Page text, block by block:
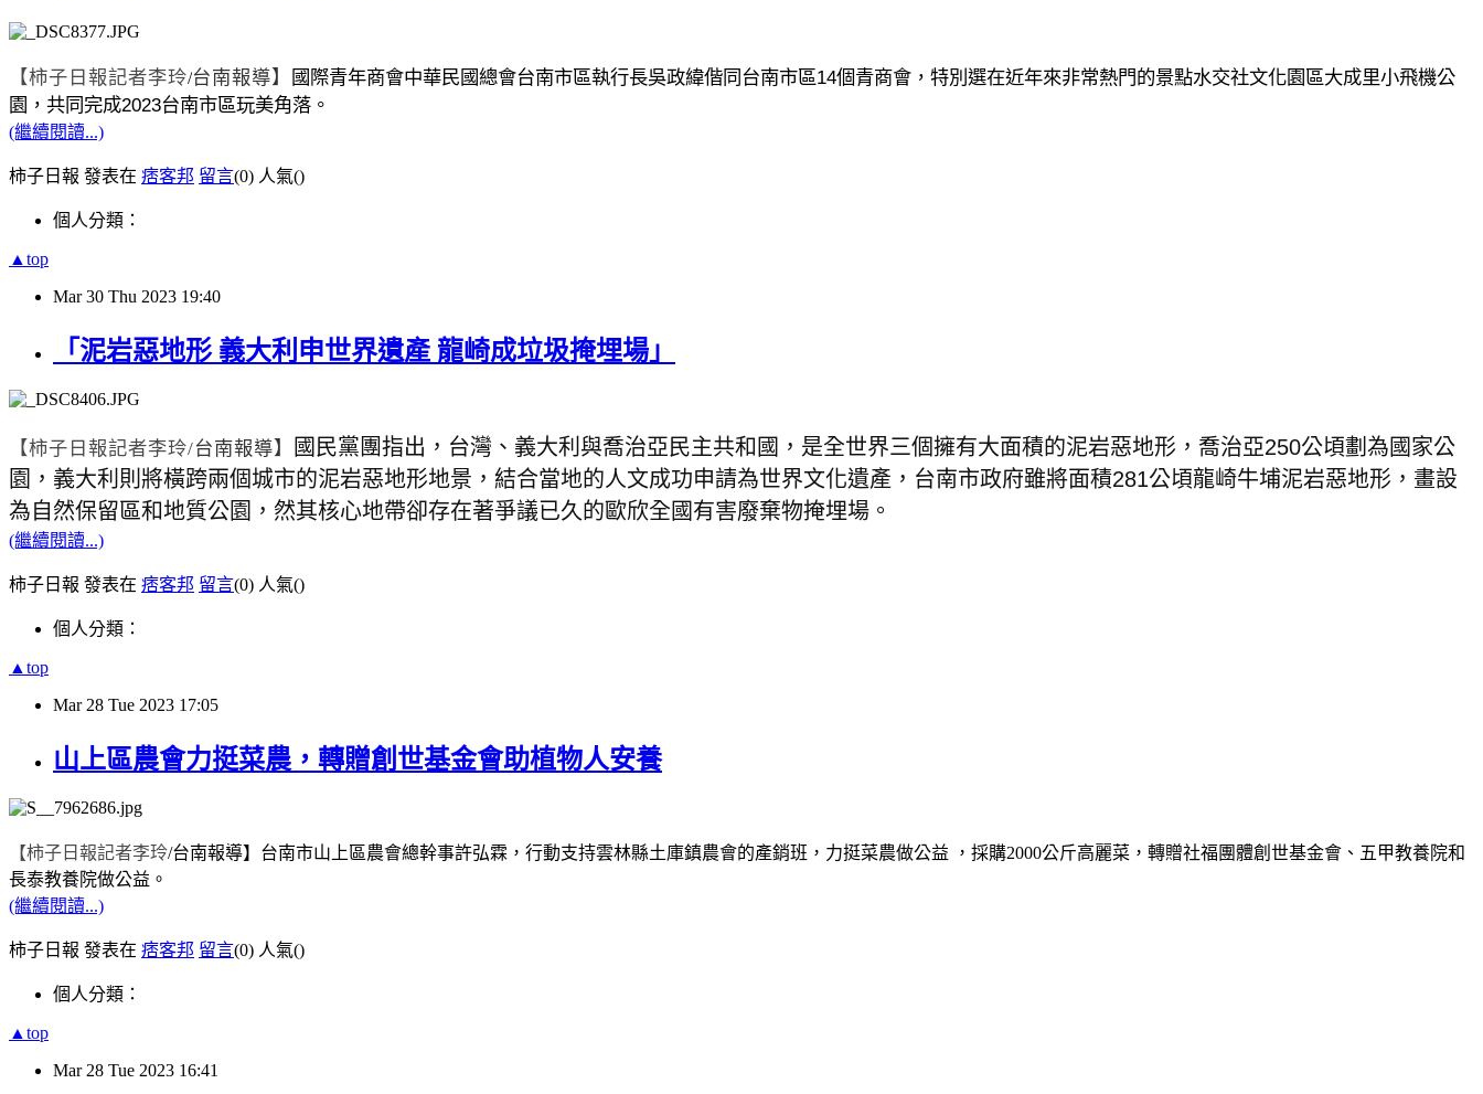
【柿子日報記者李玲/台南報導】 國際青年商會中華民國總會台南市區執行長吳政緯偕同台南市區14個青商會，特別選在近年來非常熱門的景點水交社文化園區大成里小飛機公
園，共同完成2023台南市區玩美角落。
(繼續閱讀...)
柿子日報 發表在 痞客邦 留言(0) 人氣()
個人分類：
▲top
Mar 30 Thu 2023 19:40
「泥岩惡地形 義大利申世界遺產 龍崎成垃圾掩埋場」
【柿子日報記者李玲/台南報導】 國民黨團指出，台灣、義大利與喬治亞民主共和國，是全世界三個擁有大面積的泥岩惡地形，喬治亞250公頃劃為國家公
園，義大利則將橫跨兩個城市的泥岩惡地形地景，結合當地的人文成功申請為世界文化遺產，台南市政府雖將面積281公頃龍崎牛埔泥岩惡地形，畫設
為自然保留區和地質公園，然其核心地帶卻存在著爭議已久的歐欣全國有害廢棄物掩埋場。
(繼續閱讀...)
柿子日報 發表在 痞客邦 留言(0) 人氣()
個人分類：
▲top
Mar 28 Tue 2023 17:05
山上區農會力挺菜農，轉贈創世基金會助植物人安養
【柿子日報記者李玲/台南報導】 台南市山上區農會總幹事許弘霖，行動支持雲林縣土庫鎮農會的產銷班，力挺菜農做公益 ，採購2000公斤高麗菜，轉贈社福團體創世基金會、五甲教養院和
長泰教養院做公益。
(繼續閱讀...)
柿子日報 發表在 痞客邦 留言(0) 人氣()
個人分類：
▲top
Mar 28 Tue 2023 16:41